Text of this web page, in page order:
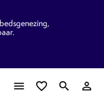
menu favorite_border search person_outline